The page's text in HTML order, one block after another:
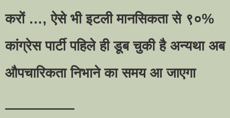
करों …, ऐसे भी इटली मानसिकता से ९०%
कांग्रेस पार्टी पहिले ही डूब चुकी है अन्यथा अब
औपचारिकता निभाने का समय आ जाएगा
—————